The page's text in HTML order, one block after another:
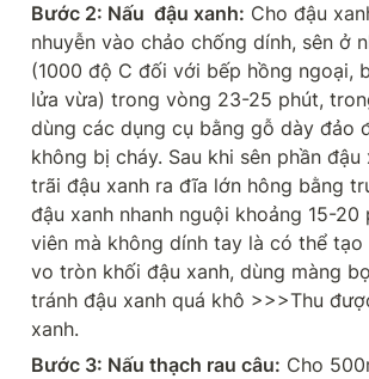
Bước 2: Nấu  đậu xanh: Cho đậu
nhuyễn vào chảo chống dính, sên ở
(1000 độ C đối với bếp hồng ngoại,
lửa vừa) trong vòng 23-25 phút,
dùng các dụng cụ bằng gỗ dày đảo
không bị cháy. Sau khi sên phần
trãi đậu xanh ra đĩa lớn hông bằng
đậu xanh nhanh nguội khoảng 15-
viên mà không dính tay là có thể tạo
vo tròn khối đậu xanh, dùng màng
tránh đậu xanh quá khô >>>Thu
xanh.
Bước 3: Nấu thạch rau câu: Cho